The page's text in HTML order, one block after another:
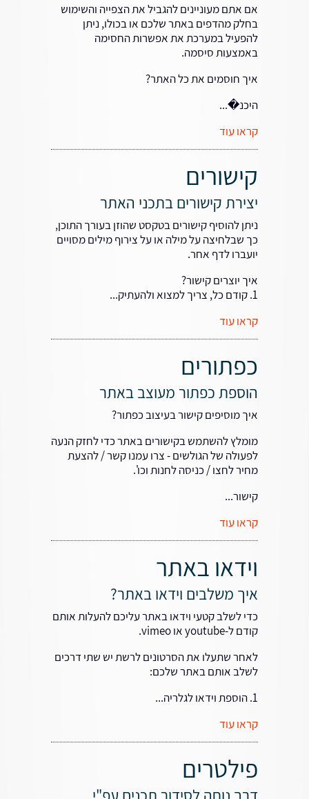
אם אתם מעוניינים להגביל את הצפייה והשימוש
בחלק מהדפים באתר שלכם או בכולו, ניתן
להפעיל במערכת את אפשרות החסימה
באמצעות סיסמה.
איך חוסמים את כל האתר?
היכנ�...
קראו עוד
קישורים
יצירת קישורים בתכני האתר
ניתן להוסיף קישורים בטקסט שהוזן בעורך התוכן,
כך שבלחיצה על מילה או על צירוף מילים מסויים
יועברו לדף אחר.
איך יוצרים קישור?
1. קודם כל, צריך למצוא ולהעתיק...
קראו עוד
כפתורים
הוספת כפתור מעוצב באתר
איך מוסיפים קישור בעיצוב כפתור?
מומלץ להשתמש בקישורים באתר כדי לחזק הנעה
לפעולה של הגולשים - צרו עמנו קשר / להצעת
מחיר לחצו / כניסה לחנות וכו'.
קישור...
קראו עוד
וידאו באתר
איך משלבים וידאו באתר?
כדי לשלב קטעי וידאו באתר עליכם להעלות אותם
קודם ל-youtube או vimeo.
לאחר שתעלו את הסרטונים לרשת יש שתי דרכים
לשלב אותם באתר שלכם:
1. הוספת וידאו לגלריה...
קראו עוד
פילטרים